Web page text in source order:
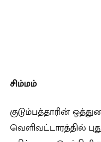
சிம்மம்
குடும்பத்தாரின்
வெளிவட்டாரத்தில்